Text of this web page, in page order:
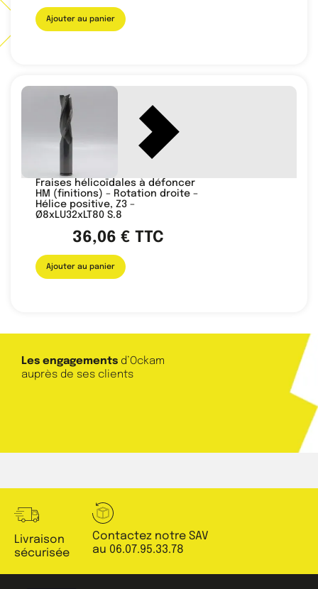
Ajouter au panier
Fraises hélicoïdales à défoncer
HM (finitions) – Rotation droite –
Hélice positive, Z3 –
Ø8xLU32xLT80 S.8
36,06 € TTC
Ajouter au panier
Les engagements d’Ockam
auprès de ses clients
Livraison
sécurisée
Contactez notre SAV
au 06.07.95.33.78